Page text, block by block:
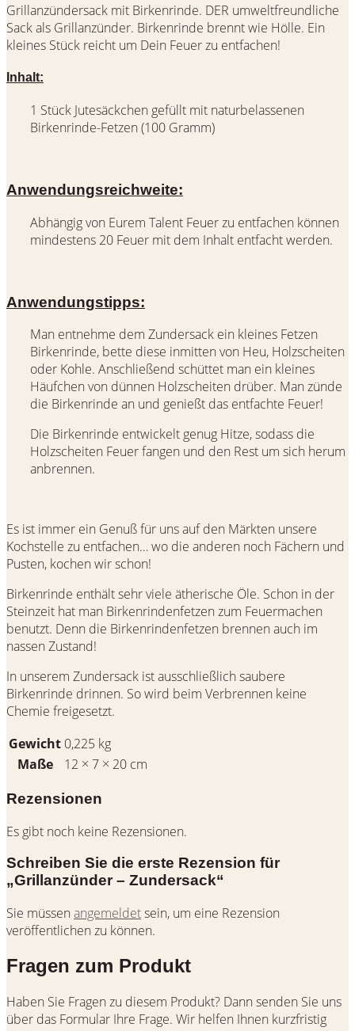
Grillanzündersack mit Birkenrinde. DER umweltfreundliche
Sack als Grillanzünder. Birkenrinde brennt wie Hölle. Ein
kleines Stück reicht um Dein Feuer zu entfachen!
Inhalt:
1 Stück Jutesäckchen gefüllt mit naturbelassenen
Birkenrinde-Fetzen (100 Gramm)
Anwendungsreichweite:
Abhängig von Eurem Talent Feuer zu entfachen können
mindestens 20 Feuer mit dem Inhalt entfacht werden.
Anwendungstipps:
Man entnehme dem Zundersack ein kleines Fetzen
Birkenrinde, bette diese inmitten von Heu, Holzscheiten
oder Kohle. Anschließend schüttet man ein kleines
Häufchen von dünnen Holzscheiten drüber. Man zünde
die Birkenrinde an und genießt das entfachte Feuer!
Die Birkenrinde entwickelt genug Hitze, sodass die
Holzscheiten Feuer fangen und den Rest um sich herum
anbrennen.
Es ist immer ein Genuß für uns auf den Märkten unsere
Kochstelle zu entfachen… wo die anderen noch Fächern und
Pusten, kochen wir schon!
Birkenrinde enthält sehr viele ätherische Öle. Schon in der
Steinzeit hat man Birkenrindenfetzen zum Feuermachen
benutzt. Denn die Birkenrindenfetzen brennen auch im
nassen Zustand!
In unserem Zundersack ist ausschließlich saubere
Birkenrinde drinnen. So wird beim Verbrennen keine
Chemie freigesetzt.
Gewicht 0,225 kg
Maße
12 × 7 × 20 cm
Rezensionen
Es gibt noch keine Rezensionen.
Schreiben Sie die erste Rezension für
„Grillanzünder – Zundersack“
Sie müssenangemeldetsein, um eine Rezension
veröffentlichen zu können.
Fragen zum Produkt
Haben Sie Fragen zu diesem Produkt? Dann senden Sie uns
über das Formular Ihre Frage. Wir helfen Ihnen kurzfristig